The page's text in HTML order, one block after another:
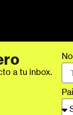
a tu inbox.